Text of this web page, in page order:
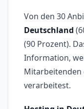
Von den 30
Deutschland
(90 Prozent).
Information,
Mitarbeitenden
verarbeitest.